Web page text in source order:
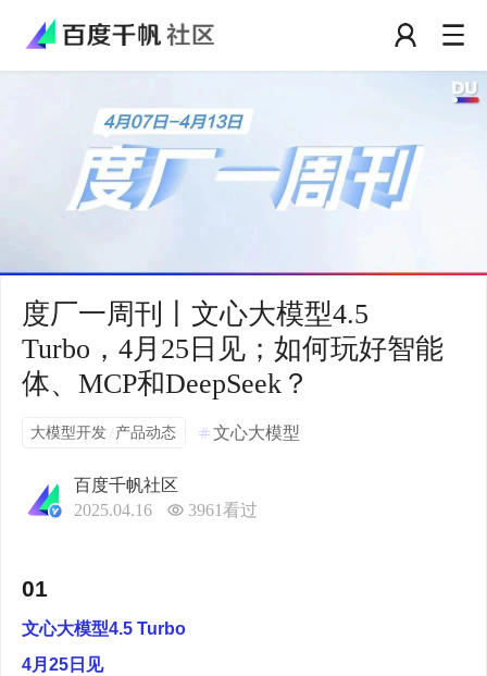
度厂一周刊丨文心大模型4.5
Turbo，4月25日见；如何玩好智能
体、MCP和DeepSeek？
大模型开发 / 产品动态 文心大模型
百度千帆社区
2025.04.16
3961看过
01
文心大模型4.5 Turbo
4月25日见